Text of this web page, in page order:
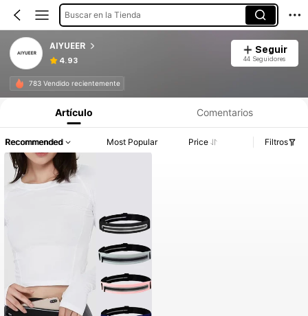
Buscar en la Tienda
AIYUEER
4.93
Seguir
44 Seguidores
783 Vendido recientemente
Artículo Comentarios
Recommended Most Popular Price Filtros